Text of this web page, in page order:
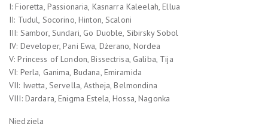
I: Fioretta, Passionaria, Kasnarra Kaleelah, Ellua
II: Tudul, Socorino, Hinton, Scaloni
III: Sambor, Sundari, Go Duoble, Sibirsky Sobol
IV: Developer, Pani Ewa, Dżerano, Nordea
V: Princess of London, Bissectrisa, Galiba, Tija
VI: Perla, Ganima, Budana, Emiramida
VII: Iwetta, Servella, Astheja, Belmondina
VIII: Dardara, Enigma Estela, Hossa, Nagonka
Niedziela